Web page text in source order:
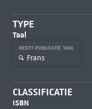
TYPE
Taal
HEEFT PUBLICATIE TAAL
Frans
CLASSIFICATIE
ISBN